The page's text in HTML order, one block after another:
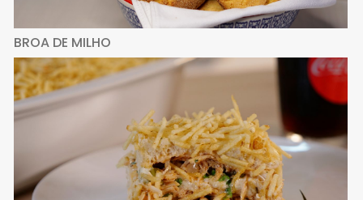
BROA DE MILHO